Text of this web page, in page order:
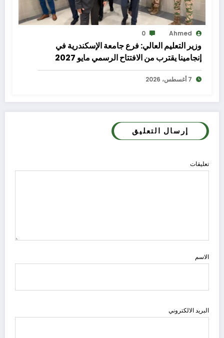
Ahmed
0
وزير التعليم العالي: فرع جامعة الإسكندرية في
إنجامينا يقترب من الافتتاح الرسمي مايو 2027
7 أغسطس، 2026
إرسال التعليق
تعليقات
الاسم
البريد الالكتروني